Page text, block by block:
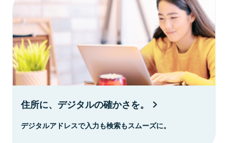
住所に、デジタルの確かさを。
デジタルアドレスで入力も検索もスムーズに。